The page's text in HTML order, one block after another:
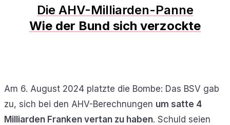
Die AHV-Milliarden-Panne
Wie der Bund sich verzockte
Am 6. August 2024 platzte die Bombe: Das BSV gab
zu, sich bei den AHV-Berechnungen um satte 4
Milliarden Franken vertan zu haben. Schuld seien